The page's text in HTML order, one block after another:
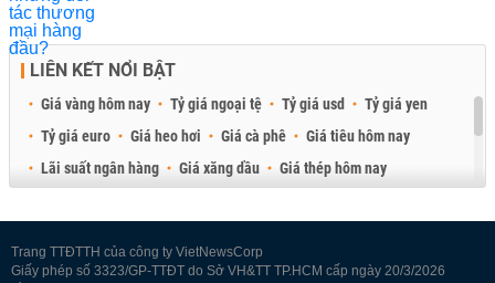
LIÊN KẾT NỔI BẬT
Giá vàng hôm nay Tỷ giá ngoại tệ Tỷ giá usd
Tỷ giá yen
Tỷ giá euro
Giá heo hơi Giá cà phê
Giá tiêu hôm nay
Lãi suất ngân hàng
Giá xăng dầu
Giá thép hôm nay
Trang TTĐTTH của công ty VietNewsCorp
Giấy phép số 3323/GP-TTĐT do Sở VH&TT TP.HCM cấp ngày 20/3/2026